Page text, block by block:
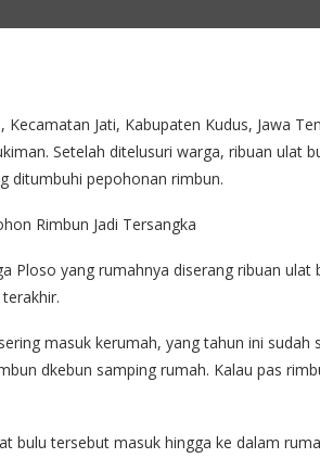
Kecamatan Jati, Kabupaten Kudus, Jawa
Setelah ditelusuri warga, ribuan ulat
ditumbuhi pepohonan rimbun.
Ploso yang rumahnya diserang ribuan
masuk kerumah, yang tahun ini sudah
dkebun samping rumah. Kalau pas
bulu tersebut masuk hingga ke dalam